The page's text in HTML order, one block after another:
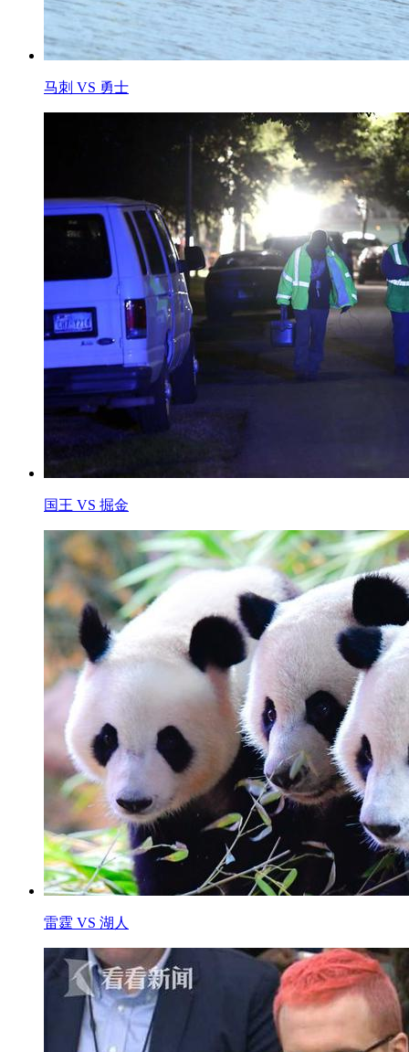
马刺 VS 勇士
国王 VS 掘金
雷霆 VS 湖人